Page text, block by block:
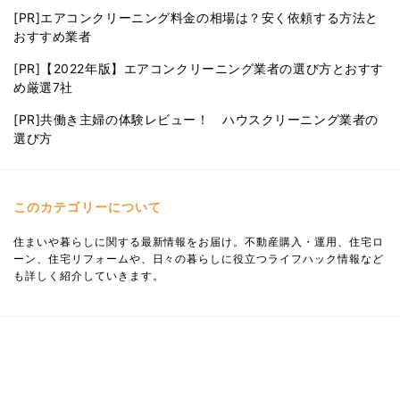
[PR]エアコンクリーニング料金の相場は？安く依頼する方法と
おすすめ業者
[PR]【2022年版】エアコンクリーニング業者の選び方とおすす
め厳選7社
[PR]共働き主婦の体験レビュー！ ハウスクリーニング業者の
選び方
このカテゴリーについて
住まいや暮らしに関する最新情報をお届け。不動産購入・運用、住宅ロ
ーン、住宅リフォームや、日々の暮らしに役立つライフハック情報など
も詳しく紹介していきます。